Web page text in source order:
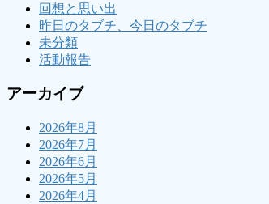
回想と思い出
昨日のタブチ、今日のタブチ
未分類
活動報告
アーカイブ
2026年8月
2026年7月
2026年6月
2026年5月
2026年4月